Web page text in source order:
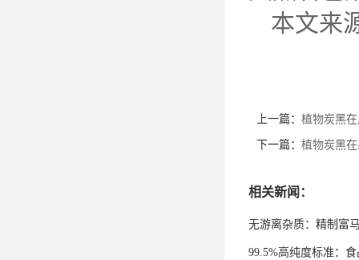
本文来
上一篇： 植物炭黑
下一篇： 植物炭黑
相关新闻：
无游离杂质：精制富
99.5%高纯度标准：